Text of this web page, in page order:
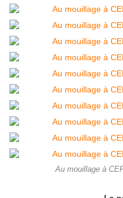
Au mouillage à